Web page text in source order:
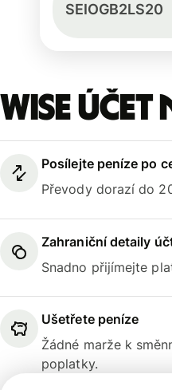
SEIOGB2LS20
Wise účet
Posílejte peníze po
Převody dorazí do
Zahraniční detaily
Snadno přijímejte
Ušetřete peníze
Žádné marže k
poplatky.